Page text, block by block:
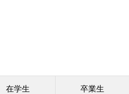
在学生 卒業生